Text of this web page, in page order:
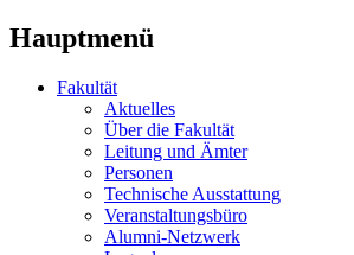
Hauptmenü
Fakultät
Aktuelles
Über die Fakultät
Leitung und Ämter
Personen
Technische Ausstattung
Veranstaltungsbüro
Alumni-Netzwerk